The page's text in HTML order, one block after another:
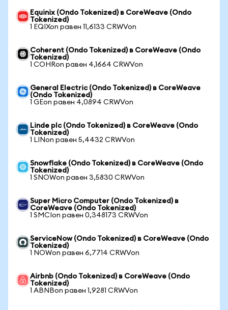
Equinix (Ondo Tokenized) в CoreWeave (Ondo
Tokenized)
1 EQIXon равен 11,6133 CRWVon
Coherent (Ondo Tokenized) в CoreWeave (Ondo
Tokenized)
1 COHRon равен 4,1664 CRWVon
General Electric (Ondo Tokenized) в CoreWeave
(Ondo Tokenized)
1 GEon равен 4,0894 CRWVon
Linde plc (Ondo Tokenized) в CoreWeave (Ondo
Tokenized)
1 LINon равен 5,4432 CRWVon
Snowflake (Ondo Tokenized) в CoreWeave (Ondo
Tokenized)
1 SNOWon равен 3,5830 CRWVon
Super Micro Computer (Ondo Tokenized) в
CoreWeave (Ondo Tokenized)
1 SMCIon равен 0,348173 CRWVon
ServiceNow (Ondo Tokenized) в CoreWeave (Ondo
Tokenized)
1 NOWon равен 6,7714 CRWVon
Airbnb (Ondo Tokenized) в CoreWeave (Ondo
Tokenized)
1 ABNBon равен 1,9281 CRWVon